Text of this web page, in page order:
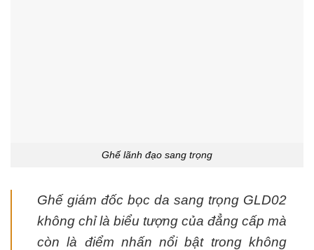
Ghế lãnh đạo sang trọng
Ghế giám đốc bọc da sang trọng GLD02
không chỉ là biểu tượng của đẳng cấp mà
còn là điểm nhấn nổi bật trong không